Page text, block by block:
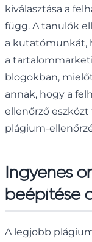
kiválasztása a
függ. A tanulók
a kutatómunkát,
a
blogokban,
annak, hogy a
ellenőrző
plágium-
Ingyenes
beépítése
A legjobb